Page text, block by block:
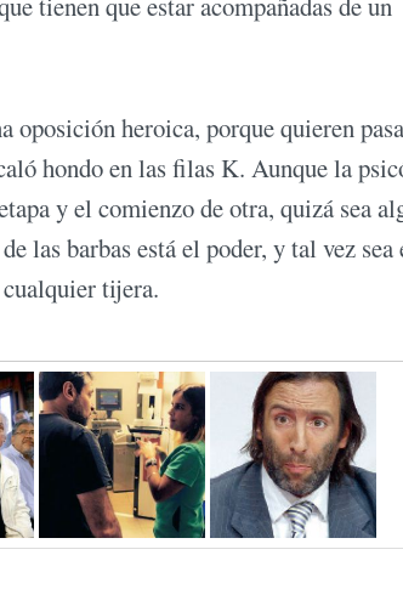
oposición heroica, porque quieren
hondo en las filas K. Aunque la
y el comienzo de otra, quizá sea
las barbas está el poder, y tal vez sea
tijera.